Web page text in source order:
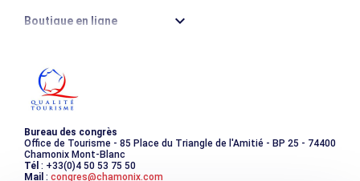
Boutique en ligne
Les incontournables
Photothèque
Bureau des congrès
Office de Tourisme - 85 Place du Triangle de l'Amitié - BP 25 - 74400
Chamonix Mont-Blanc
Tél : +33(0)4 50 53 75 50
Mail : congres@chamonix.com